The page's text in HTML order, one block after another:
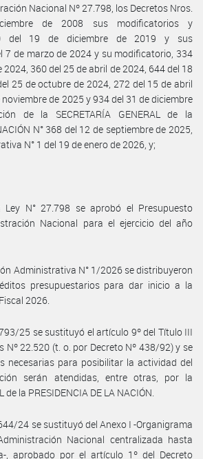
Nacional Nº 27.798, los Decretos Nros.
de 2008 sus modificatorios y
del 19 de diciembre de 2019 y sus
7 de marzo de 2024 y su modificatorio, 334
2024, 360 del 25 de abril de 2024, 644 del 18
25 de octubre de 2024, 272 del 15 de abril
de 2025 y 934 del 31 de diciembre
de la SECRETARÍA GENERAL de la
N° 368 del 12 de septiembre de 2025,
N° 1 del 19 de enero de 2026, y;
N° 27.798 se aprobó el Presupuesto
Nacional para el ejercicio del año
Administrativa N° 1/2026 se distribuyeron
presupuestarios para dar inicio a la
2026.
25 se sustituyó el artículo 9º del Título III
Nº 22.520 (t. o. por Decreto Nº 438/92) y se
necesarias para posibilitar la actividad del
serán atendidas, entre otras, por la
de la PRESIDENCIA DE LA NACIÓN.
24 se sustituyó del Anexo I -Organigrama
Nacional centralizada hasta
, aprobado por el artículo 1º del Decreto